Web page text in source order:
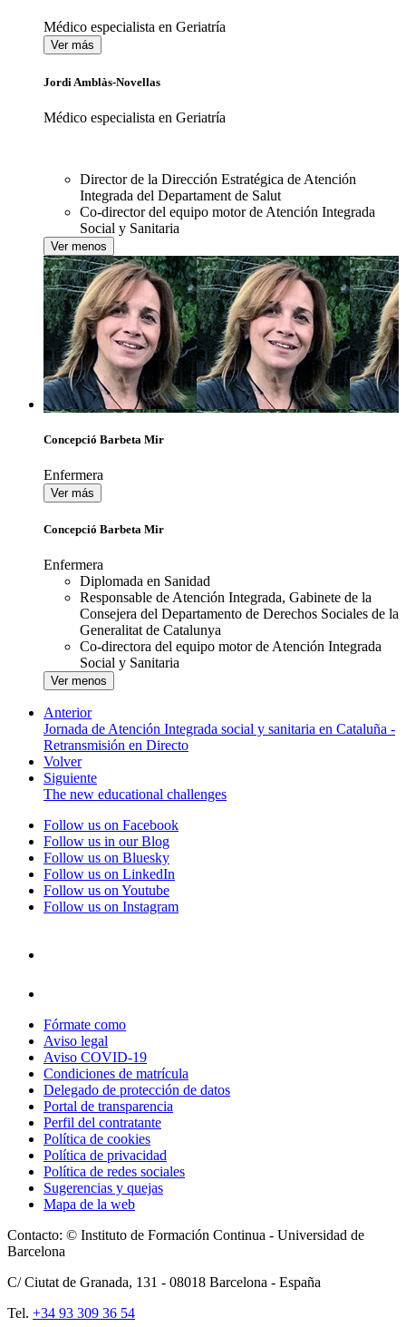
Médico especialista en Geriatría
Ver más
Jordi Amblàs-Novellas
Médico especialista en Geriatría
Director de la Dirección Estratégica de Atención
Integrada del Departament de Salut
Co-director del equipo motor de Atención Integrada
Social y Sanitaria
Ver menos
Concepció Barbeta Mir
Enfermera
Ver más
Concepció Barbeta Mir
Enfermera
Diplomada en Sanidad
Responsable de Atención Integrada, Gabinete de la
Consejera del Departamento de Derechos Sociales de la
Generalitat de Catalunya
Co-directora del equipo motorde Atención Integrada
Social y Sanitaria
Ver menos
Anterior
Jornada de Atención Integrada social y sanitaria en Cataluña -
Retransmisión en Directo
Volver
Siguiente
The new educational challenges
Follow us on Facebook
Follow us in our Blog
Follow us on Bluesky
Follow us on LinkedIn
Follow us on Youtube
Follow us on Instagram
Fórmate como
Aviso legal
Aviso COVID-19
Condiciones de matrícula
Delegado de protección de datos
Portal de transparencia
Perfil del contratante
Política de cookies
Política de privacidad
Política de redes sociales
Sugerencias y quejas
Mapa de la web
Contacto: © Instituto de Formación Continua - Universidad de
Barcelona
C/ Ciutat de Granada, 131 - 08018 Barcelona - España
Tel. +34 93 309 36 54